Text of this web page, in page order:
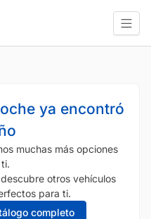
ya encontró
muchas más opciones
otros vehículos
para ti.
completo